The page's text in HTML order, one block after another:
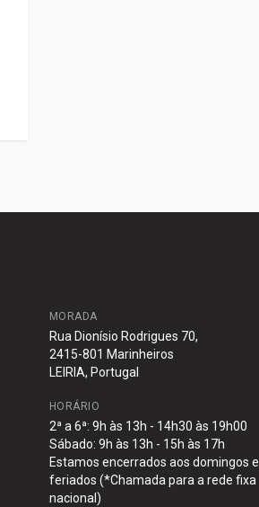
MORADA
Rua Dionísio Rodrigues 70,
2415-801 Marinheiros
LEIRIA, Portugal
HORÁRIO
2ª a 6ª: 9h às 13h - 14h30 às 19h00
Sábado: 9h às 13h - 15h às 17h
Estamos encerrados aos domingos e
feriados (*Chamada para a rede fixa
nacional)